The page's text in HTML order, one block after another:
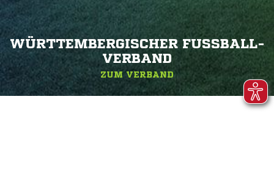
WÜRTTEMBERGISCHER FUSSBALL-V
ERBAND
ZUM VERBAND